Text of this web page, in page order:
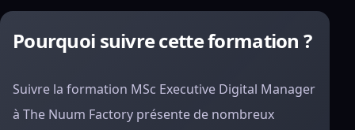
Pourquoi suivre cette formation ?
Suivre la formation MSc Executive Digital Manager
à The Nuum Factory présente de nombreux